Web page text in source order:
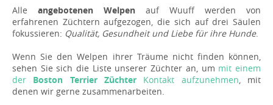
Alle angebotenen Welpen auf Wuuff werden von
erfahrenen Züchtern aufgezogen, die sich auf drei Säulen
fokussieren: Qualität, Gesundheit und Liebe für ihre Hunde.
Wenn Sie den Welpen ihrer Träume nicht finden können,
sehen Sie sich die Liste unserer Züchter an, um mit einem
der Boston Terrier Züchter Kontakt aufzunehmen, mit
denen wir gerne zusammenarbeiten.